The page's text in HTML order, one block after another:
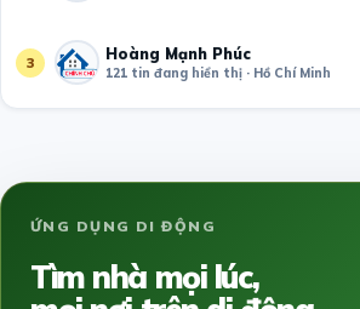
3 Hoàng Mạnh Phúc
121 tin đang hiển thị · Hồ Chí Minh
ỨNG DỤNG DI ĐỘNG
Tìm nhà mọi lúc,